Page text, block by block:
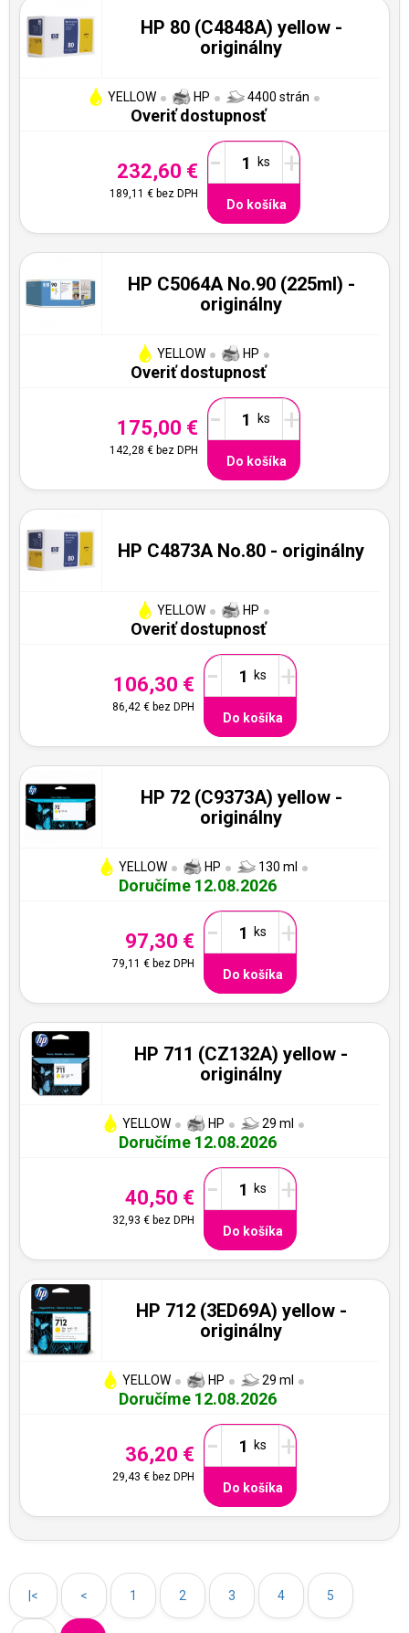
HP 80 (C4848A) yellow -
originálny
YELLOW HP 4400 strán
Overiť dostupnosť
232,60 €
189,11 €bez DPH
- +
Do košíka
HP C5064A No.90 (225ml) -
originálny
YELLOW HP
Overiť dostupnosť
175,00 €
142,28 €bez DPH
- +
Do košíka
HP C4873A No.80 - originálny
YELLOW HP
Overiť dostupnosť
106,30 €
86,42 € bez DPH
- +
Do košíka
HP 72 (C9373A) yellow -
originálny
YELLOW HP 130 ml
Doručíme 12.08.2026
97,30 €
79,11 € bez DPH
- +
Do košíka
HP 711 (CZ132A) yellow -
originálny
YELLOW HP 29 ml
Doručíme 12.08.2026
40,50 €
32,93 € bez DPH
- +
Do košíka
HP 712 (3ED69A) yellow -
originálny
YELLOW HP 29 ml
Doručíme 12.08.2026
36,20 €
29,43 € bez DPH
- +
Do košíka
|< < 1 2 3 4 5